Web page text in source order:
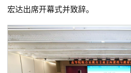
宏达出席开幕式并致辞。